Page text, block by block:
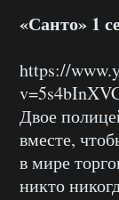
«Санто» 1
https://
Двое
вместе,
в мире
никто